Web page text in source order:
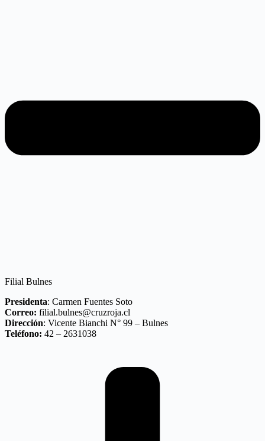
Filial Bulnes
Presidenta: Carmen Fuentes Soto
Correo: filial.bulnes@cruzroja.cl
Dirección: Vicente Bianchi N° 99 – Bulnes
Teléfono: 42 – 2631038